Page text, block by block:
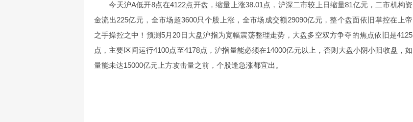
今天沪A低开8点在4122点开盘，缩量上涨38.01点，沪深二市较上日缩量81亿元，二市机构资
金流出225亿元，全市场超3600只个股上涨，全市场成交额29090亿元，整个盘面依旧掌控在上帝
之手操控之中！预测5月20日大盘沪指为宽幅震荡整理走势，大盘多空双方争夺的焦点依旧是4125
点，主要区间运行4100点至4178点，沪指量能必须在14000亿元以上，否则大盘小阴小阳收盘，如
量能未达15000亿元上方攻击量之前，个股逢急涨都宜出。